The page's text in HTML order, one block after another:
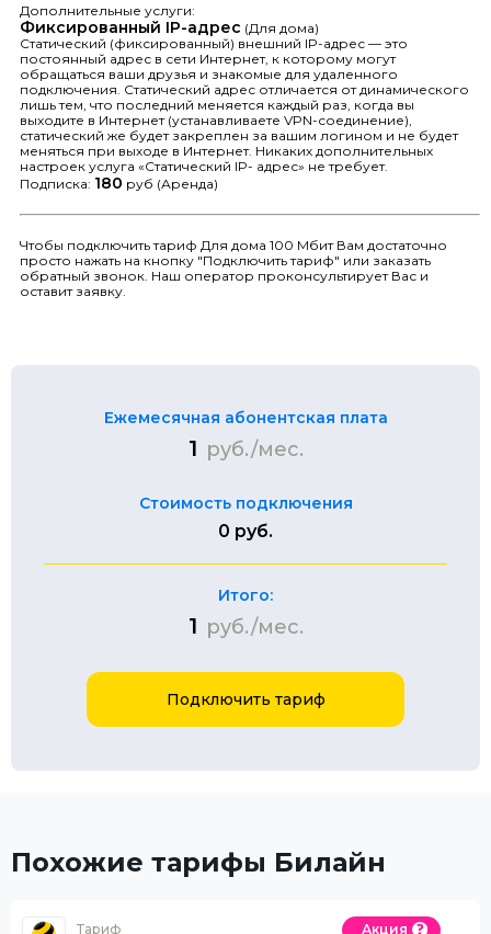
Дополнительные услуги:
Фиксированный IP-адрес (Для дома)
Статический (фиксированный) внешний IP-адрес — это
постоянный адрес в сети Интернет, к которому могут
обращаться ваши друзья и знакомые для удаленного
подключения. Статический адрес отличается от динамического
лишь тем, что последний меняется каждый раз, когда вы
выходите в Интернет (устанавливаете VPN-соединение),
статический же будет закреплен за вашим логином и не будет
меняться при выходе в Интернет. Никаких дополнительных
настроек услуга «Статический IP- адрес» не требует.
Подписка: 180 руб (Аренда)
Чтобы подключить тариф Для дома 100 Мбит Вам достаточно
просто нажать на кнопку "Подключить тариф" или заказать
обратный звонок. Наш оператор проконсультирует Вас и
оставит заявку.
Ежемесячная абонентская плата
1 руб./мес.
Стоимость подключения
0 руб.
Итого:
1 руб./мес.
Подключить тариф
Похожие тарифы Билайн
Тариф Акция